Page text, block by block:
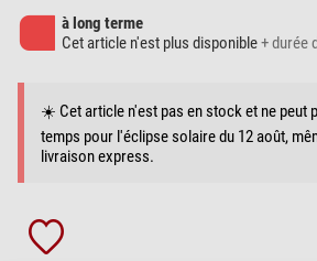
à long terme
Cet article n'est plus disponible+ durée
☀️ Cet article n'est pas en stock et ne peut
temps pour l'éclipse solaire du 12 août,
livraison express.